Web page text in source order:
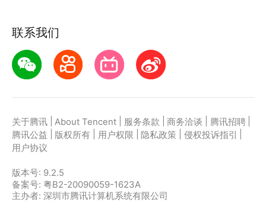
联系我们
关于腾讯 About Tencent 服务条款 商务洽谈 腾讯招聘
腾讯公益
版权所有 用户权限 隐私政策 侵权投诉指引
用户协议
版本号: 9.2.5
备案号: 粤B2-20090059-1623A
主办者: 深圳市腾讯计算机系统有限公司